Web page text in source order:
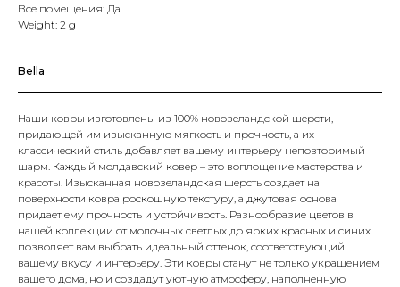
Все помещения: Да
Weight: 2 g
Bella
Наши ковры изготовлены из 100% новозеландской шерсти,
придающей им изысканную мягкость и прочность, а их
классический стиль добавляет вашему интерьеру неповторимый
шарм. Каждый молдавский ковер – это воплощение мастерства и
красоты. Изысканная новозеландская шерсть создает на
поверхности ковра роскошную текстуру, а джутовая основа
придает ему прочность и устойчивость. Разнообразие цветов в
нашей коллекции от молочных светлых до ярких красных и синих
позволяет вам выбрать идеальный оттенок, соответствующий
вашему вкусу и интерьеру. Эти ковры станут не только украшением
вашего дома, но и создадут уютную атмосферу, наполненную